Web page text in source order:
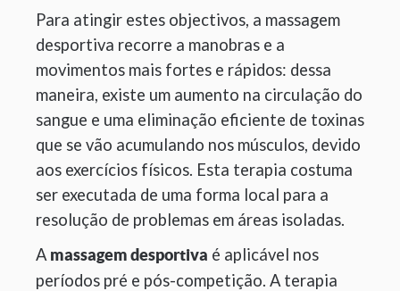
Para atingir estes objectivos, a massagem
desportiva recorre a manobras e a
movimentos mais fortes e rápidos: dessa
maneira, existe um aumento na circulação do
sangue e uma eliminação eficiente de toxinas
que se vão acumulando nos músculos, devido
aos exercícios físicos. Esta terapia costuma
ser executada de uma forma local para a
resolução de problemas em áreas isoladas.
A massagem desportiva é aplicável nos
períodos pré e pós-competição. A terapia